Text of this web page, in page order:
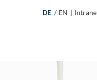
DE / EN |